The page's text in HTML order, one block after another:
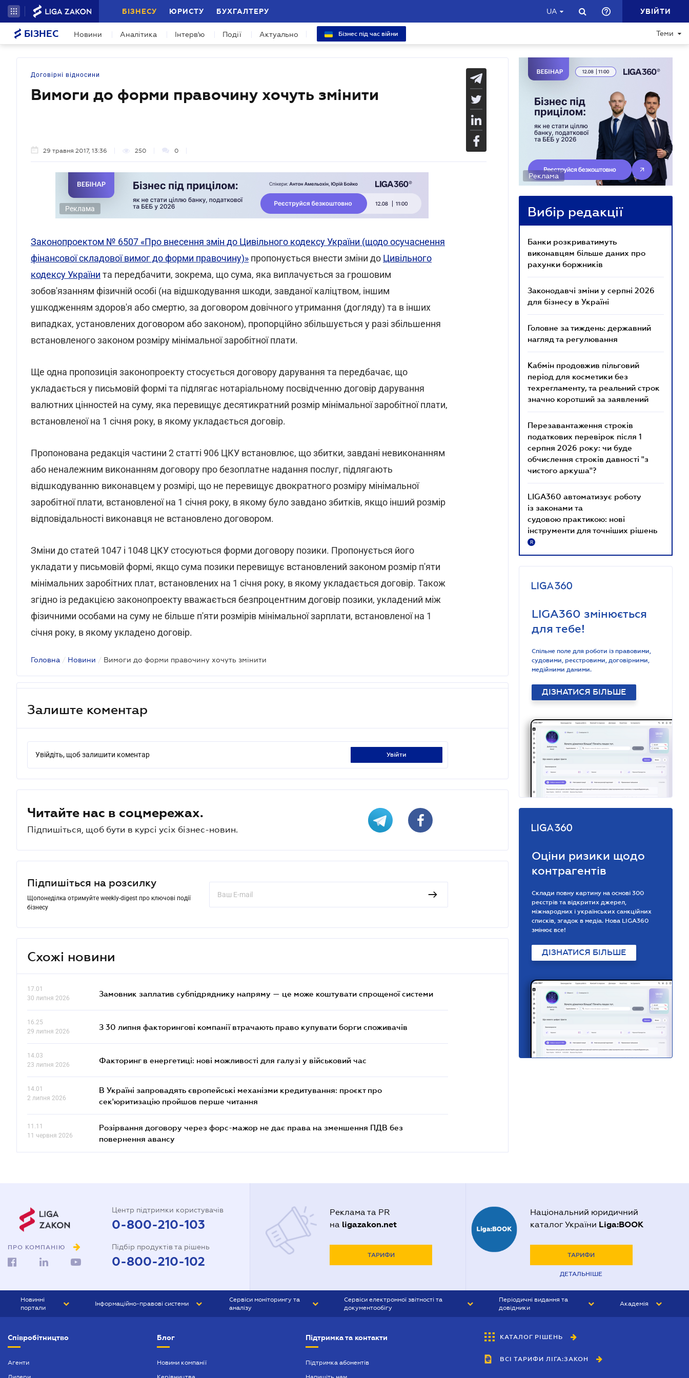
БІЗНЕСУ ЮРИСТУ БУХГАЛТЕРУ UA УВІЙТИ
БІЗНЕС Новини Аналітика Інтерв'ю Події Актуально Бізнес під час війни Теми
Договірні відносини
Вимоги до форми правочину хочуть змінити
29 травня 2017, 13:36 250 0
Реклама
Законопроектом № 6507 «Про внесення змін до Цивільного кодексу України (щодо осучаснення
фінансової складової вимог до форми правочину)» пропонується внести зміни до Цивільного
кодексу України та передбачити, зокрема, що сума, яка виплачується за грошовим
зобов'язанням фізичній особі (на відшкодування шкоди, завданої каліцтвом, іншим
ушкодженням здоров'я або смертю, за договором довічного утримання (догляду) та в інших
випадках, установлених договором або законом), пропорційно збільшується у разі збільшення
встановленого законом розміру мінімальної заробітної плати.
Ще одна пропозиція законопроекту стосується договору дарування та передбачає, що
укладається у письмовій формі та підлягає нотаріальному посвідченню договір дарування
валютних цінностей на суму, яка перевищує десятикратний розмір мінімальної заробітної плати,
встановленої на 1 січня року, в якому укладається договір.
Пропонована редакція частини 2 статті 906 ЦКУ встановлює, що збитки, завдані невиконанням
або неналежним виконанням договору про безоплатне надання послуг, підлягають
відшкодуванню виконавцем у розмірі, що не перевищує двократного розміру мінімальної
заробітної плати, встановленої на 1 січня року, в якому було завдано збитків, якщо інший розмір
відповідальності виконавця не встановлено договором.
Зміни до статей 1047 і 1048 ЦКУ стосуються форми договору позики. Пропонується його
укладати у письмовій формі, якщо сума позики перевищує встановлений законом розмір п'яти
мінімальних заробітних плат, встановлених на 1 січня року, в якому укладається договір. Також
згідно із редакцією законопроекту вважається безпроцентним договір позики, укладений між
фізичними особами на суму не більше п'яти розмірів мінімальної зарплати, встановленої на 1
січня року, в якому укладено договір.
Головна / Новини / Вимоги до форми правочину хочуть змінити
Залиште коментар
Увійдіть, щоб залишити коментар увійти
Читайте нас в соцмережах.
Підпишіться, щоб бути в курсі усіх бізнес-новин.
Підпишіться на розсилку
Щопонеділка отримуйте weekly-digest про ключові події
бізнесу
Схожі новини
17.01
30 липня 2026
Замовник заплатив субпідряднику напряму — це може коштувати спрощеної системи
16.25
29 липня 2026
З 30 липня факторингові компанії втрачають право купувати борги споживачів
14.03
23 липня 2026
Факторинг в енергетиці: нові можливості для галузі у військовий час
14.01
2 липня 2026
В Україні запровадять європейські механізми кредитування: проєкт про
сек'юритизацію пройшов перше читання
11.11
11 червня 2026
Розірвання договору через форс-мажор не дає права на зменшення ПДВ без
повернення авансу
Реклама
Вибір редакції
Банки розкриватимуть
виконавцям більше даних про
рахунки боржників
Законодавчі зміни у серпні 2026
для бізнесу в Україні
Головне за тиждень: державний
нагляд та регулювання
Кабмін продовжив пільговий
період для косметики без
техрегламенту, та реальний строк
значно коротший за заявлений
Перезавантаження строків
податкових перевірок після 1
серпня 2026 року: чи буде
обчислення строків давності "з
чистого аркуша"?
LIGA360 автоматизує роботу
із законами та
судовою практикою: нові
інструменти для точніших рішень
R
LIGA360 змінюється
для тебе!
Спільне поле для роботи із правовими,
судовими, реєстровими, договірними,
медійними даними.
ДІЗНАТИСЯ БІЛЬШЕ
Оціни ризики щодо
контрагентів
Склади повну картину на основі 300
реєстрів та відкритих джерел,
міжнародних і українських санкційних
списків, згадок в медіа. Нова LIGA360
змінює все!
ДІЗНАТИСЯ БІЛЬШЕ
ПРО КОМПАНІЮ
Центр підтримки користувачів
0-800-210-103
Підбір продуктів та рішень
0-800-210-102
Реклама та PR
на ligazakon.net
ТАРИФИ
Національний юридичний
каталог України Liga:BOOK
ТАРИФИ
ДЕТАЛЬНІШЕ
Новинні
портали
БІЗНЕС
Інформаційно-правові системи
Сервіси моніторингу та
аналізу
Сервіси електронної звітності та
документообігу
Періодичні видання та
довідники
БУХГАЛТЕР&ЗАКОН
ВІСНИК МСФЗ
Академія
Співробітництво
Агенти
Блог
Новини компанії
Підтримка та контакти
Підтримка абонентів
КАТАЛОГ РІШЕНЬ
ВСІ ТАРИФИ ЛІГА:ЗАКОН